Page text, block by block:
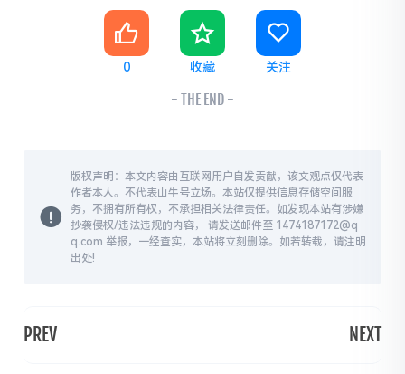
0 收藏 关注
- THE END -
版权声明：本文内容由互联网用户自发贡献，该文观点仅代表
作者本人。不代表山牛号立场。本站仅提供信息存储空间服
务，不拥有所有权，不承担相关法律责任。如发现本站有涉嫌
抄袭侵权/违法违规的内容， 请发送邮件至 1474187172@q
q.com 举报，一经查实，本站将立刻删除。如若转载，请注明
出处!
PREV NEXT